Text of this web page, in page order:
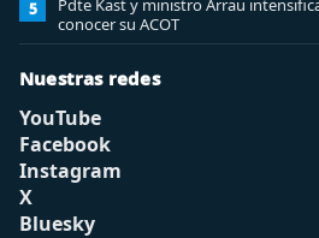
5
Pdte Kast y ministro Arrau
conocer su ACOT
Nuestras redes
YouTube
Facebook
Instagram
X
Bluesky